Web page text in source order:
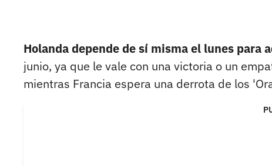
Holanda depende de sí misma el lunes para
junio, ya que le vale con una victoria o un
mientras Francia espera una derrota de los